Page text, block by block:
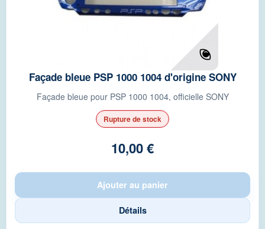
Façade bleue PSP 1000 1004 d'origine SONY
Façade bleue pour PSP 1000 1004, officielle SONY
Rupture de stock
10,00 €
Ajouter au panier
Détails